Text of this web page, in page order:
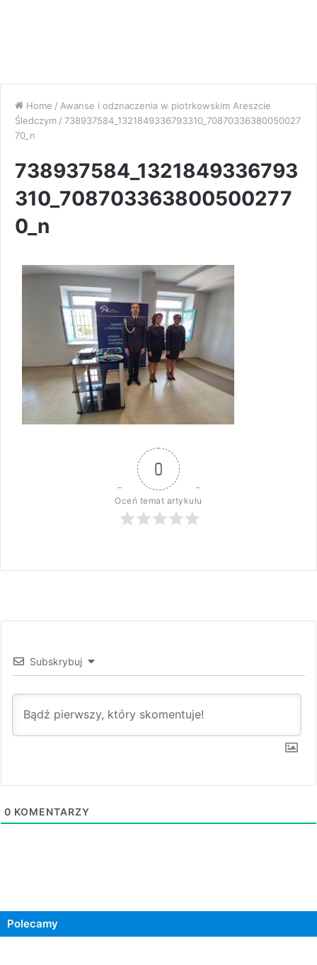
Home / Awanse i odznaczenia w piotrkowskim Areszcie
Śledczym / 738937584_1321849336793310_70870336380050027
70_n
738937584_1321849336793
310_708703363800500277
0_n
0
Oceń temat artykułu
Subskrybuj
0 KOMENTARZY
Polecamy